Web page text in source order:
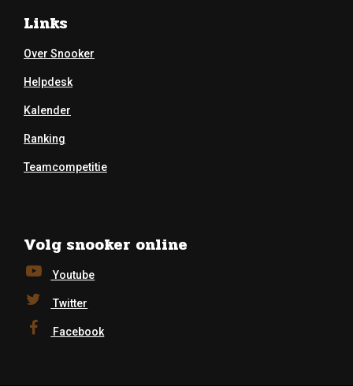
Links
Over Snooker
Helpdesk
Kalender
Ranking
Teamcompetitie
Volg snooker online
Youtube
Twitter
Facebook